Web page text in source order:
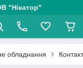
"Нікатор"
обладнання